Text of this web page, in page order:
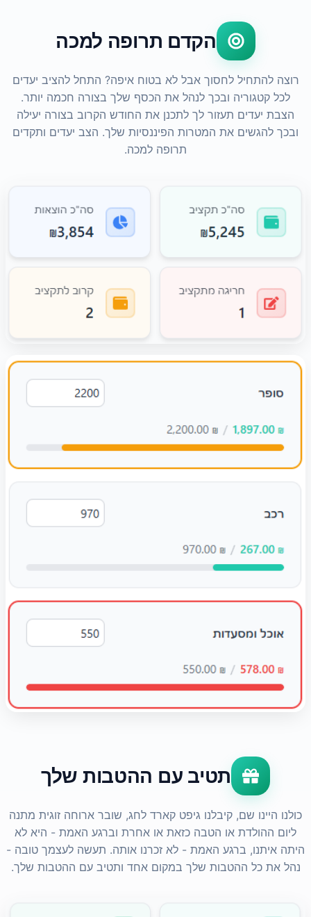
הקדם תרופה למכה
רוצה להתחיל לחסוך אבל לא בטוח איפה? התחל להציב יעדים
לכל קטגוריה ובכך לנהל את הכסף שלך בצורה חכמה יותר.
הצבת יעדים תעזור לך לתכנן את החודש הקרוב בצורה יעילה
ובכך להגשים את המטרות הפיננסיות שלך. הצב יעדים ותקדים
תרופה למכה.
תטיב עם ההטבות שלך
כולנו היינו שם, קיבלנו גיפט קארד לחג, שובר ארוחה זוגית מתנה
ליום ההולדת או הטבה כזאת או אחרת וברגע האמת - היא לא
היתה איתנו, ברגע האמת - לא זכרנו אותה. תעשה לעצמך טובה -
נהל את כל ההטבות שלך במקום אחד ותטיב עם ההטבות שלך.